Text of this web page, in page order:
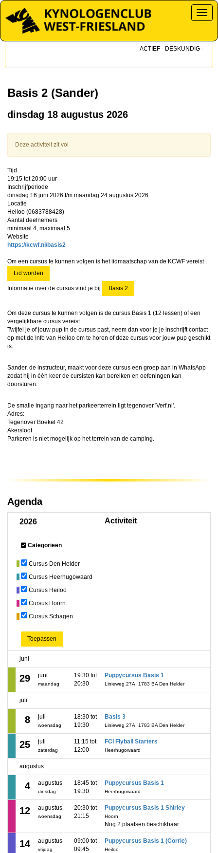
ACTIEF - DESKUNDIG -
Basis 2 (Sander)
dinsdag 18 augustus 2026
Deze activiteit zit vol
Tijd
19:15 tot 20:00 uur
Inschrijfperiode
dinsdag 16 juni 2026 t/m maandag 24 augustus 2026
Locatie
Heiloo (0683788428)
Aantal deelnemers
minimaal 4, maximaal 5
Website
https://kcwf.nl/basis2
Om een cursus te kunnen volgen is het lidmaatschap van de KCWF vereist .
Lid worden
Informatie over de cursus vind je bij Basis 2
Om deze cursus te kunnen volgen is de cursus Basis 1 (12 lessen) of een
vergelijkbare cursus vereist.
Twijfel je of jouw pup in de cursus past, neem dan voor je je inschrijft contact
op met de Info van Heiloo om te horen of deze cursus voor jouw pup geschikt
is.
Sander, de instructeur, maakt voor deze cursus een groep aan in WhatsApp
zodat hij in één keer de cursisten kan bereiken en oefeningen kan
doorsturen.
De smalle ingang naar het parkeerterrein ligt tegenover 'Verf.nl'.
Adres:
Tegenover Boekel 42
Akersloot
Parkeren is niet mogelijk op het terrein van de camping.
Agenda
2026 Activiteit
Categorieën
Cursus Den Helder
Cursus Heerhugowaard
Cursus Heiloo
Cursus Hoorn
Cursus Schagen
Toepassen
juni
29 juni
maandag
19:30 tot
20:30
Puppycursus Basis 1
Linieweg 27A, 1783 BA Den Helder
juli
8 juli
woensdag
18:30 tot
19:30
Basis 3
Linieweg 27A, 1783 BA Den Helder
25 juli
zaterdag
11:15 tot
12:00
FCI Flyball Starters
Heerhugowaard
augustus
4 augustus
dinsdag
18:45 tot
19:30
Puppycursus Basis 1
Heerhugowaard
12 augustus
woensdag
20:30 tot
21:15
Puppycursus Basis 1 Shirley
Hoorn
Nog 2 plaatsen beschikbaar
14 augustus
vrijdag
09:00 tot
09:45
Puppycursus Basis 1 (Corrie)
Heiloo